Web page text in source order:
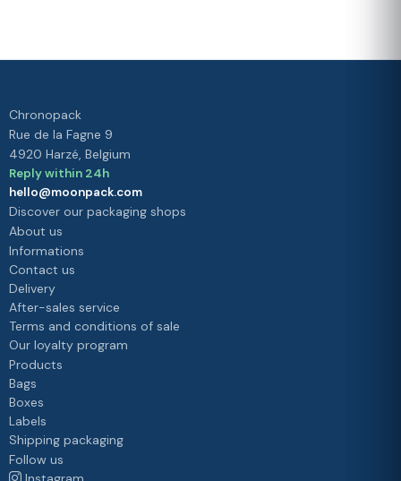
Chronopack
Rue de la Fagne 9
4920 Harzé, Belgium
Reply within 24h
hello@moonpack.com
Discover our packaging shops
About us
Informations
Contact us
Delivery
After-sales service
Terms and conditions of sale
Our loyalty program
Products
Bags
Boxes
Labels
Shipping packaging
Follow us